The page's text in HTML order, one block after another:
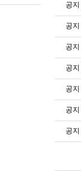
공지
공지
공지
공지
공지
공지
공지